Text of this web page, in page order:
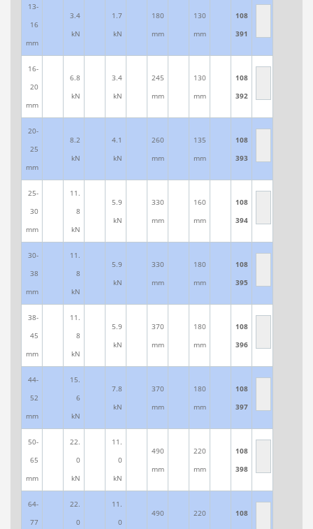
13-
16
mm
3.4
kN
1.7
kN
180
mm
130
mm
108
391
16-
20
mm
6.8
kN
3.4
kN
245
mm
130
mm
108
392
20-
25
mm
8.2
kN
4.1
kN
260
mm
135
mm
108
393
25-
30
mm
11.
8
kN
5.9
kN
330
mm
160
mm
108
394
30-
38
mm
11.
8
kN
5.9
kN
330
mm
180
mm
108
395
38-
45
mm
11.
8
kN
5.9
kN
370
mm
180
mm
108
396
44-
52
mm
15.
6
kN
7.8
kN
370
mm
180
mm
108
397
50-
65
mm
22.
0
kN
11.
0
kN
490
mm
220
mm
108
398
64-
77
22.
0
11.
0
490
220
108